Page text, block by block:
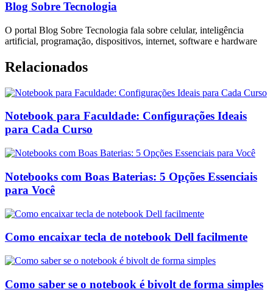
Blog Sobre Tecnologia
O portal Blog Sobre Tecnologia fala sobre celular, inteligência
artificial, programação, dispositivos, internet, software e hardware
Relacionados
Notebook para Faculdade: Configurações Ideais
para Cada Curso
Notebooks com Boas Baterias: 5 Opções Essenciais
para Você
Como encaixar tecla de notebook Dell facilmente
Como saber se o notebook é bivolt de forma simples